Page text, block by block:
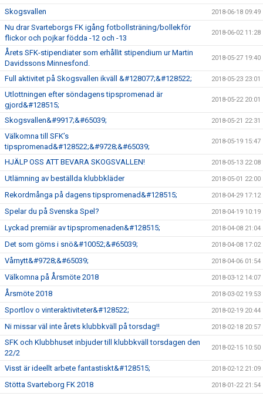
Skogsvallen 2018-06-18 09:49
Nu drar Svarteborgs FK igång fotbollsträning/bollekför
flickor och pojkar födda -12 och -13
2018-06-02 11:28
Årets SFK-stipendiater som erhållit stipendium ur Martin
Davidssons Minnesfond.
2018-05-27 19:40
Full aktivitet på Skogsvallen ikväll &#128077;&#128522; 2018-05-23 23:01
Utlottningen efter söndagens tipspromenad är
gjord&#128515;
2018-05-22 20:01
Skogsvallen&#9917;&#65039; 2018-05-21 22:31
Välkomna till SFK’s
tipspromenad&#128522;&#9728;&#65039;
2018-05-19 15:47
HJÄLP OSS ATT BEVARA SKOGSVALLEN! 2018-05-13 22:08
Utlämning av beställda klubbkläder 2018-05-01 22:00
Rekordmånga på dagens tipspromenad&#128515; 2018-04-29 17:12
Spelar du på Svenska Spel? 2018-04-19 10:19
Lyckad premiär av tipspromenaden&#128515; 2018-04-08 21:04
Det som göms i snö&#10052;&#65039; 2018-04-08 17:02
Vårnytt&#9728;&#65039; 2018-04-06 01:54
Välkomna på Årsmöte 2018 2018-03-12 14:07
Årsmöte 2018 2018-03-02 19:53
Sportlov o vinteraktiviteter&#128522; 2018-02-19 20:44
Ni missar väl inte årets klubbkväll på torsdag!! 2018-02-18 20:57
SFK och Klubbhuset inbjuder till klubbkväll torsdagen den
22/2
2018-02-15 10:50
Visst är ideellt arbete fantastiskt&#128515; 2018-02-12 21:09
Stötta Svarteborg FK 2018 2018-01-22 21:54